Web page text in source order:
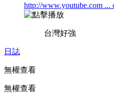
http://www.youtube.com ...
台灣好強
日誌
無權查看
無權查看